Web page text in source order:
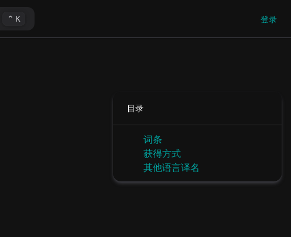
⌃ K 登录
目录
词条
获得方式
其他语言译名